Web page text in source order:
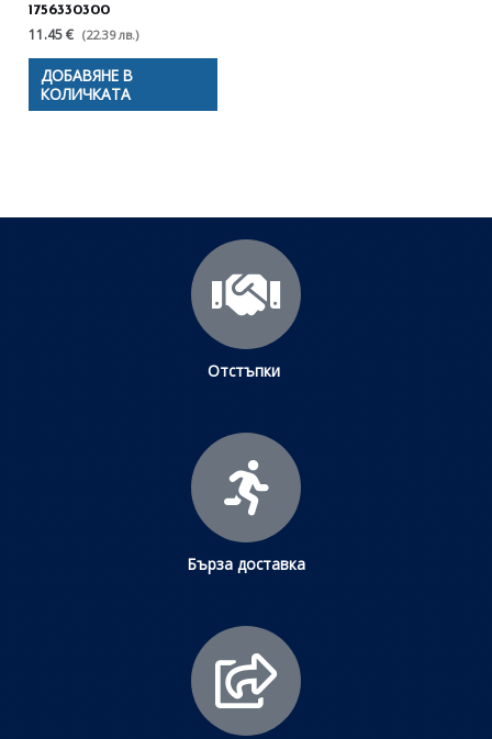
1756330300
11.45 € (22.39 лв.)
ДОБАВЯНЕ В
КОЛИЧКАТА
Отстъпки
Бърза доставка